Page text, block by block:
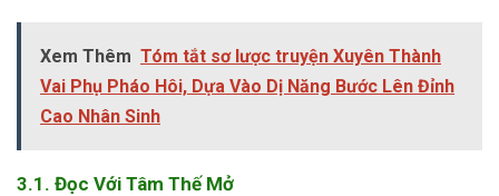
Xem Thêm Tóm tắt sơ lược truyện Xuyên Thành
Vai Phụ Pháo Hôi, Dựa Vào Dị Năng Bước Lên Đỉnh
Cao Nhân Sinh
3.1. Đọc Với Tâm Thế Mở